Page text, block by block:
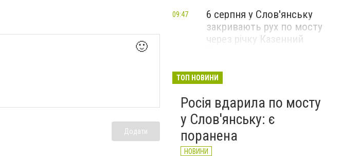
🙂
Додати
6 серпня у Слов'янську
закривають рух по мосту
через річку Казенний
09:47
чотири рази атакували FPV-
дрони
ТОП НОВИНИ
Росія вдарила по мосту
у Слов'янську: є
поранена
НОВИНИ